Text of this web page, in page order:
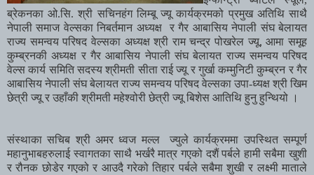
ब्रेकनका ओ.सि.श्री सचिनहंग लिम्बू ज्यू कार्यक्रमको प्रमुख अतिथि साथै
नेपाली समाज वेल्सका निबर्तमान अध्यक्ष र गैर आबासिय नेपाली संघ बेलायत
राज्य समन्वय परिषद वेल्सका अध्यक्ष श्री राम चन्द्र पोखरेल ज्यू,आमा समूह
कुम्ब्रनकी अध्यक्ष र गैर आबासिय नेपाली संघ बेलायत राज्य समन्वय परिषद
वेल्स कार्य समिति सदस्य श्रीमती सीता राई ज्यू र गुर्खा कम्मुनिटी कुम्ब्रन र गैर
आबासिय नेपाली संघ बेलायत राज्य समन्वय परिषद वेल्सका उपा-ध्यक्ष श्री खिम
छेत्री ज्यू र उहाँकी श्रीमती महेश्वोरी छेत्री ज्यू बिशेस आतिथि हुनु हुन्थियो ।
संस्थाका सचिब श्री अमर ध्वज मल्ल ज्युले कार्यक्रममा उपस्थित सम्पूर्ण
महानुभाबहरुलाई स्वागतका साथै भर्खरै मात्र गएको दशैं पर्बले हामी सबैमा खुशी
र रौनक छोडेर गएको र आउदै गरेको तिहार पर्बले सबैमा शुखी र लक्ष्मी माताले